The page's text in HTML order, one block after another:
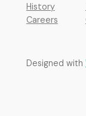
History
Careers
Designed with